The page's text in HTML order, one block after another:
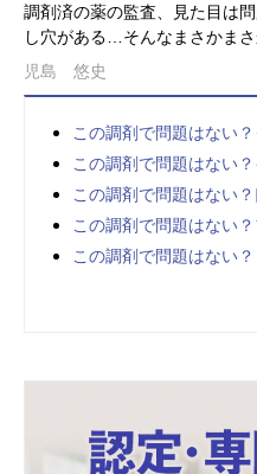
調剤済の薬の監査、見た目は
し穴がある…そんなまさかま
児島 悠史
この調剤で問題はない
この調剤で問題はない
この調剤で問題はない
この調剤で問題はない
この調剤で問題はない